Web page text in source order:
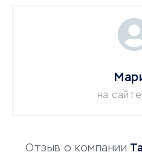
Отзыв о компании
на